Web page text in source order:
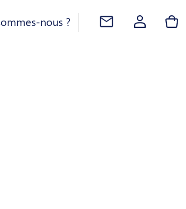
nous ?